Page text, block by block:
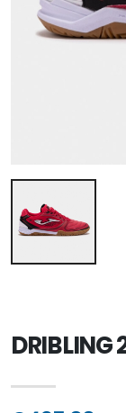
DRIBLING